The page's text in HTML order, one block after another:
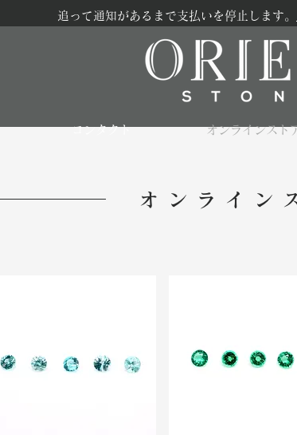
追って通知があるまで支払いを停止します。
コンタクト オンラインスト
オンライン